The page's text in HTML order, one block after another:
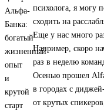
психолога, я могу
сходить на
Еще у нас много
Например, скоро
раз в неделю
Осенью прошел
в городах с
от крутых